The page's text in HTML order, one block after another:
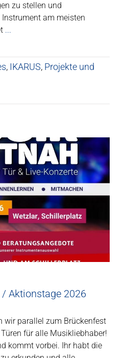
zu stellen und
am meisten
...
, IKARUS, Projekte und
Aktionstage 2026
wir parallel zum Brückenfest
für alle Musikliebhaber!
kommt vorbei. Ihr habt die